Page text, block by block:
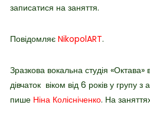
записатися на заняття.
Повідомляє NikopolART.
Зразкова вокальна студія «Октава»
дівчаток віком від 6 років у групу з
пише Ніна Колісніченко. На